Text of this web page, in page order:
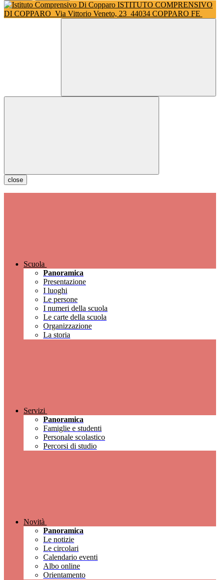
ISTITUTO COMPRENSIVO
DI COPPARO Via Vittorio Veneto, 23 44034 COPPARO FE
close
Scuola
Panoramica
Presentazione
I luoghi
Le persone
I numeri della scuola
Le carte della scuola
Organizzazione
La storia
Servizi
Panoramica
Famiglie e studenti
Personale scolastico
Percorsi di studio
Novità
Panoramica
Le notizie
Le circolari
Calendario eventi
Albo online
Orientamento